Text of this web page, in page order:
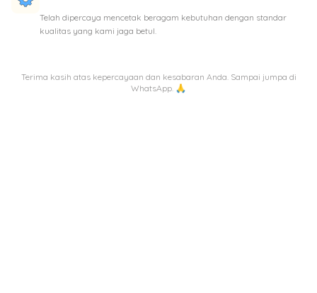
Telah dipercaya mencetak beragam kebutuhan dengan standar
kualitas yang kami jaga betul.
Terima kasih atas kepercayaan dan kesabaran Anda. Sampai jumpa di
WhatsApp. 🙏